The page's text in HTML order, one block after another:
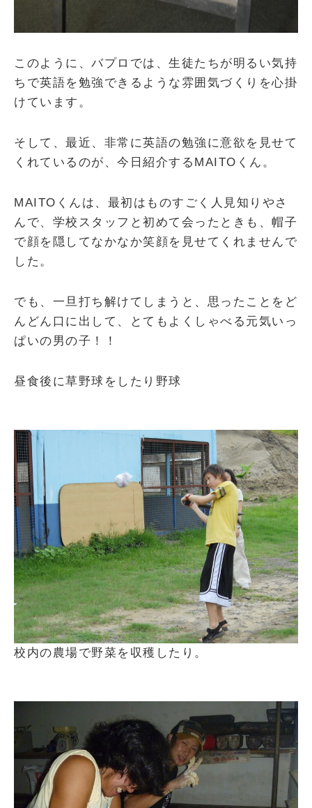
このように、バプロでは、生徒たちが明るい気持
ちで英語を勉強できるような雰囲気づくりを心掛
けています。
そして、最近、非常に英語の勉強に意欲を見せて
くれているのが、今日紹介するMAITOくん。
MAITOくんは、最初はものすごく人見知りやさ
んで、学校スタッフと初めて会ったときも、帽子
で顔を隠してなかなか笑顔を見せてくれませんで
した。
でも、一旦打ち解けてしまうと、思ったことをど
んどん口に出して、とてもよくしゃべる元気いっ
ぱいの男の子！！
昼食後に草野球をしたり野球
校内の農場で野菜を収穫したり。